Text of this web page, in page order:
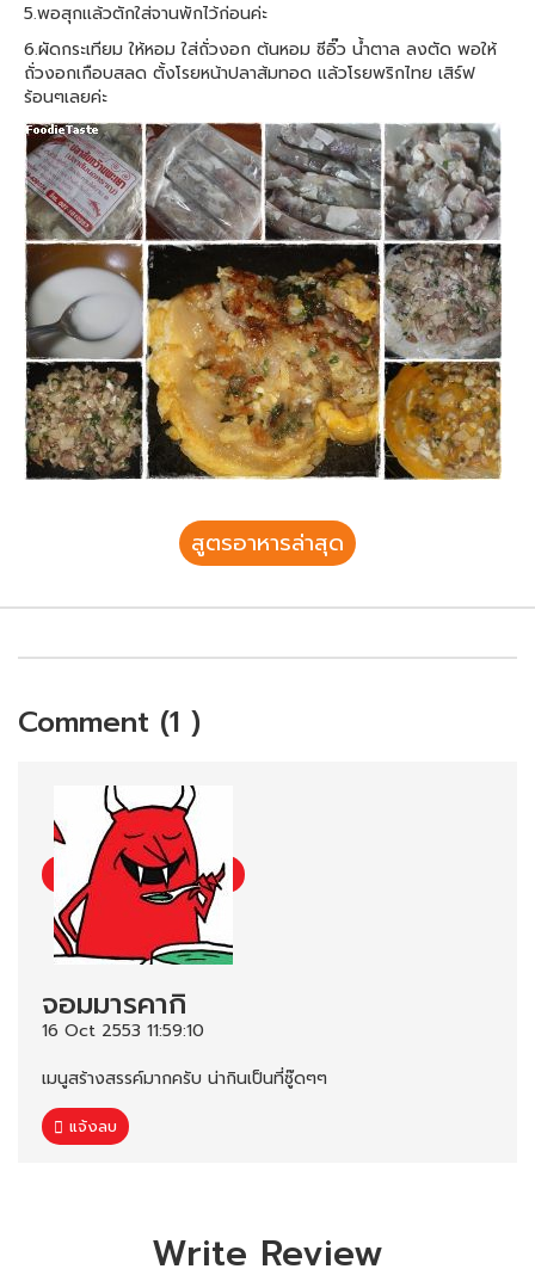
5.พอสุกเเล้วตักใส่จานพักไว้ก่อนค่ะ
6.ผัดกระเทียม ให้หอม ใส่ถั่วงอก ต้นหอม ซีอิ๊ว น้ำตาล ลงตัด พอให้
ถั่วงอกเกือบสลด ตั้งโรยหน้าปลาส้มทอด เเล้วโรยพริกไทย เสิร์ฟ
ร้อนๆเลยค่ะ
สูตรอาหารล่าสุด
Comment (1 )
จอมมารคากิ
16 Oct 2553 11:59:10
เมนูสร้างสรรค์มากครับ น่ากินเป็นที่ซู๊ดๆๆ
แจ้งลบ
Write Review